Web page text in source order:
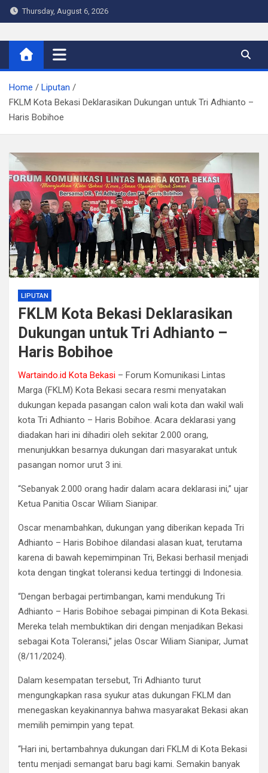
Skip
to
Thursday, August 6, 2026
Warta Indo
Home
Liputan
FKLM Kota Bekasi Deklarasikan Dukungan untuk Tri Adhianto –
Haris Bobihoe
LIPUTAN
FKLM Kota Bekasi Deklarasikan
Dukungan untuk Tri Adhianto –
Haris Bobihoe
Wartaindo.id Kota Bekasi – Forum Komunikasi Lintas
Marga (FKLM) Kota Bekasi secara resmi menyatakan
dukungan kepada pasangan calon wali kota dan wakil wali
kota Tri Adhianto – Haris Bobihoe. Acara deklarasi yang
diadakan hari ini dihadiri oleh sekitar 2.000 orang,
menunjukkan besarnya dukungan dari masyarakat untuk
pasangan nomor urut 3 ini.
“Sebanyak 2.000 orang hadir dalam acara deklarasi ini,” ujar
Ketua Panitia Oscar Wiliam Sianipar.
Oscar menambahkan, dukungan yang diberikan kepada Tri
Adhianto – Haris Bobihoe dilandasi alasan kuat, terutama
karena di bawah kepemimpinan Tri, Bekasi berhasil menjadi
kota dengan tingkat toleransi kedua tertinggi di Indonesia.
“Dengan berbagai pertimbangan, kami mendukung Tri
Adhianto – Haris Bobihoe sebagai pimpinan di Kota Bekasi.
Mereka telah membuktikan diri dengan menjadikan Bekasi
sebagai Kota Toleransi,” jelas Oscar Wiliam Sianipar, Jumat
(8/11/2024).
Dalam kesempatan tersebut, Tri Adhianto turut
mengungkapkan rasa syukur atas dukungan FKLM dan
menegaskan keyakinannya bahwa masyarakat Bekasi akan
memilih pemimpin yang tepat.
“Hari ini, bertambahnya dukungan dari FKLM di Kota Bekasi
tentu menjadi semangat baru bagi kami. Semakin banyak